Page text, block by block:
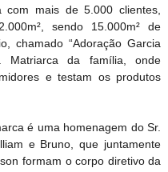
com mais de 5.000 clientes,
sendo 15.000m² de
chamado “Adoração Garcia
Matriarca da família, onde
e testam os produtos
é uma homenagem do Sr.
e Bruno, que juntamente
formam o corpo diretivo da